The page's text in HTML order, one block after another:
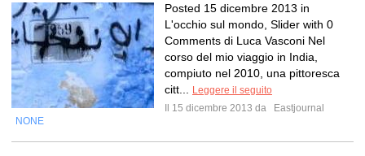
Posted 15 dicembre 2013 in
L'occhio sul mondo, Slider with 0
Comments di Luca Vasconi Nel
corso del mio viaggio in India,
compiuto nel 2010, una pittoresca
citt...
Leggere il seguito
Il 15 dicembre 2013 da
Eastjournal
NONE